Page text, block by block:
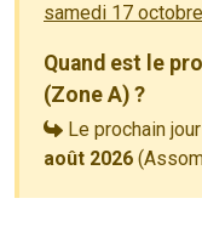
samedi 17
Quand est le
(Zone A) ?
Le prochain
août 2026